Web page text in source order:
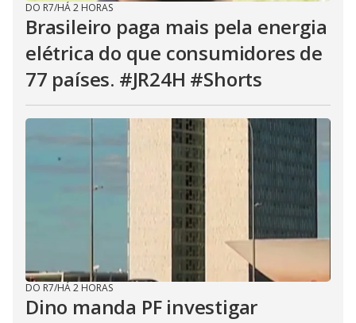
DO R7/HÁ 2 HORAS
Brasileiro paga mais pela energia
elétrica do que consumidores de
77 países. #JR24H #Shorts
DO R7/HÁ 2 HORAS
Dino manda PF investigar